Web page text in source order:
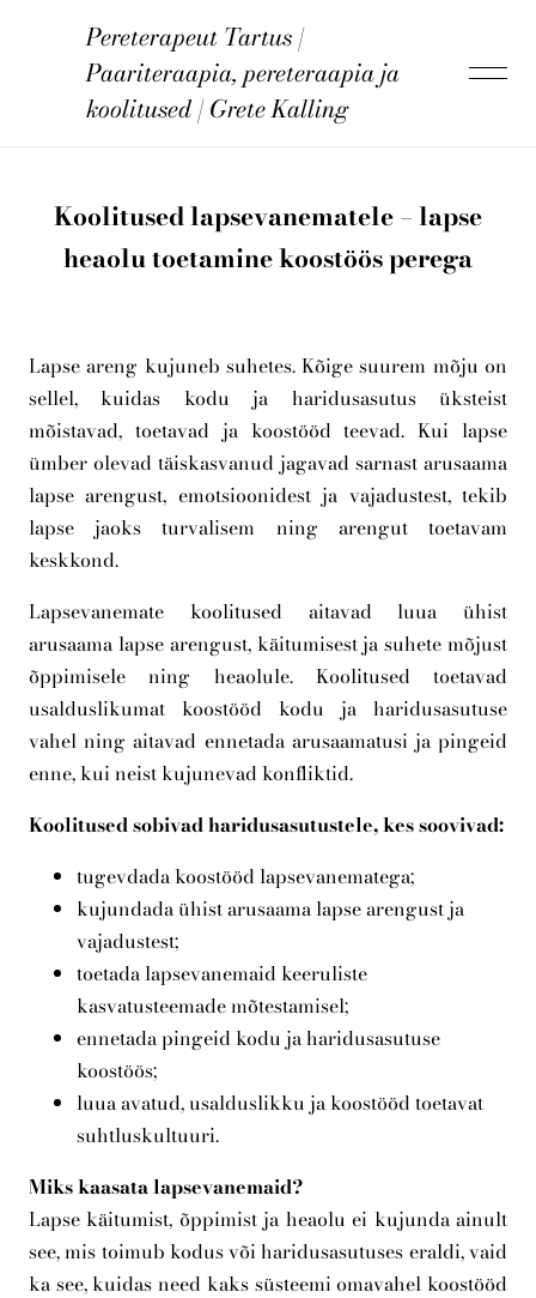
lisati ostukorvi.
Teraapia
Koolitus
Kontakt
Pereterapeut Tartus |
Paariteraapia, pereteraapia ja
koolitused | Grete Kalling
Koolitused lapsevanematele – lapse
heaolu toetamine koostöös perega
Lapse areng kujuneb suhetes. Kõige suurem mõju on
sellel, kuidas kodu ja haridusasutus üksteist
mõistavad, toetavad ja koostööd teevad. Kui lapse
ümber olevad täiskasvanud jagavad sarnast arusaama
lapse arengust, emotsioonidest ja vajadustest, tekib
lapse jaoks turvalisem ning arengut toetavam
keskkond.
Lapsevanemate koolitused aitavad luua ühist
arusaama lapse arengust, käitumisest ja suhete mõjust
õppimisele ning heaolule. Koolitused toetavad
usalduslikumat koostööd kodu ja haridusasutuse
vahel ning aitavad ennetada arusaamatusi ja pingeid
enne, kui neist kujunevad konfliktid.
Koolitused sobivad haridusasutustele, kes soovivad:
tugevdada koostööd lapsevanematega;
kujundada ühist arusaama lapse arengust ja
vajadustest;
toetada lapsevanemaid keeruliste
kasvatusteemade mõtestamisel;
ennetada pingeid kodu ja haridusasutuse
koostöös;
luua avatud, usalduslikku ja koostööd toetavat
suhtluskultuuri.
Miks kaasata lapsevanemaid?
Lapse käitumist, õppimist ja heaolu ei kujunda ainult
see, mis toimub kodus või haridusasutuses eraldi, vaid
ka see, kuidas need kaks süsteemi omavahel koostööd